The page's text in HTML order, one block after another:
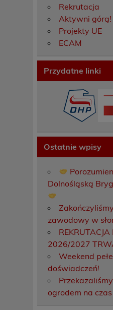
Rekrutacja
Aktywni górą!
Projekty UE
ECAM
Przydatne linki
Ostatnie wpisy
Dolnośląską
zawodowy w
2026/2027
Weekend
doświadczeń!
ogrodem na